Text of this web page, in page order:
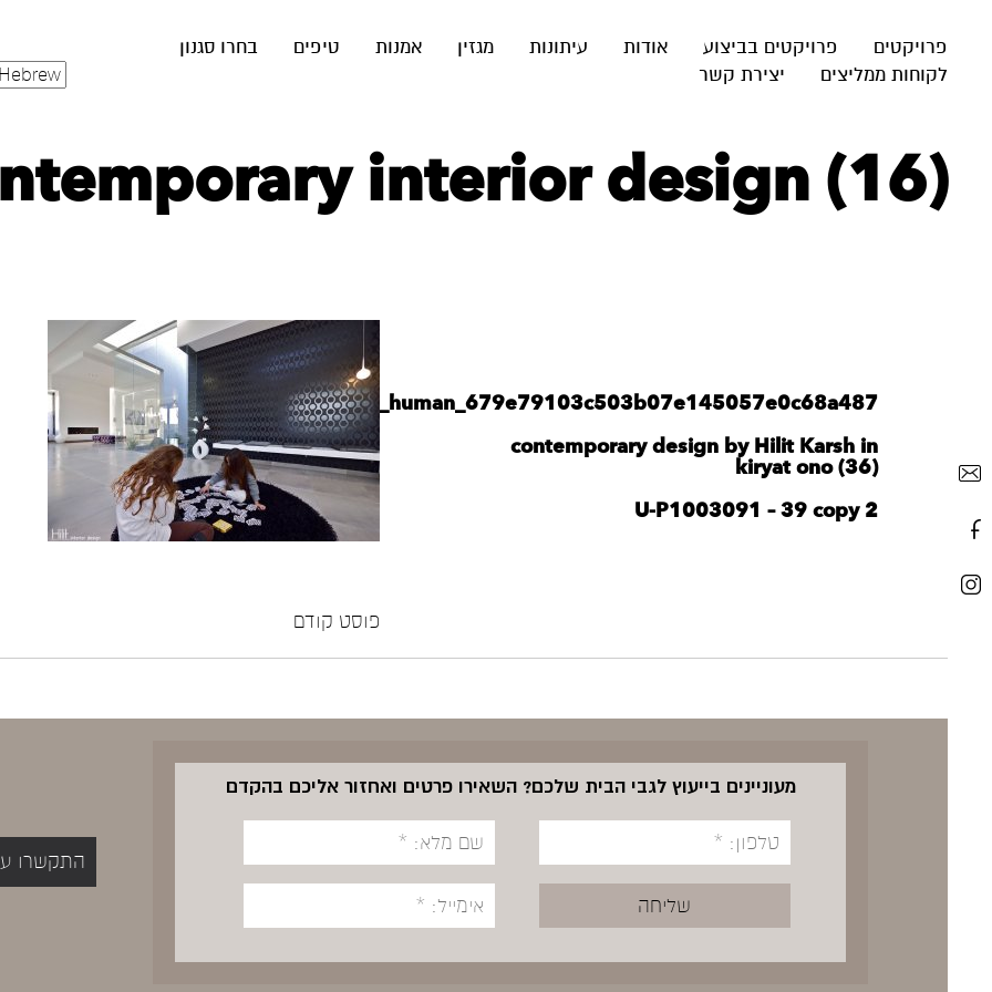
פרויקטים פרויקטים בביצוע אודות עיתונות מגזין אמנות טיפים
בחרו סגנון
לקוחות ממליצים
יצירת קשר
interior design (16)
elica_cgi_04mar24_human_679e79103c503b07e145057e0c68a487
contemporary design by Hilit Karsh in
kiryat ono (36)
U-P1003091 – 39 copy 2
פוסט קודם
מעוניינים בייעוץ לגבי הבית שלכם? השאירו פרטים ואחזור אליכם בהקדם
התקשרו עכשיו